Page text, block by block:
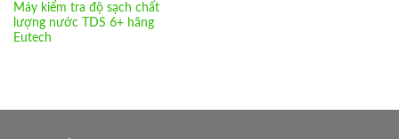
Máy kiểm tra độ sạch chất
lượng nước TDS 6+ hãng
Eutech